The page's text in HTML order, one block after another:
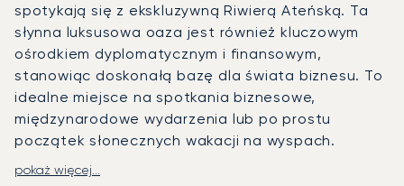
spotykają się z ekskluzywną Riwierą Ateńską. Ta
słynna luksusowa oaza jest również kluczowym
ośrodkiem dyplomatycznym i finansowym,
stanowiąc doskonałą bazę dla świata biznesu. To
idealne miejsce na spotkania biznesowe,
międzynarodowe wydarzenia lub po prostu
początek słonecznych wakacji na wyspach.
Z LunaJets Państwa podróż jest w całości
pokaż więcej...